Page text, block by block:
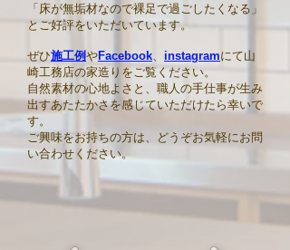
「床が無垢材なので裸足で過ごしたくなる」
とご好評をいただいています。
ぜひ施工例やFacebook、 instagramにて山
崎工務店の家造りをご覧ください。
​自然素材の心地よさと、職人の手仕事が生み
出すあたたかさを感じていただけたら幸いで
す。
ご興味をお持ちの方は、どうぞお気軽にお問
い合わせください。